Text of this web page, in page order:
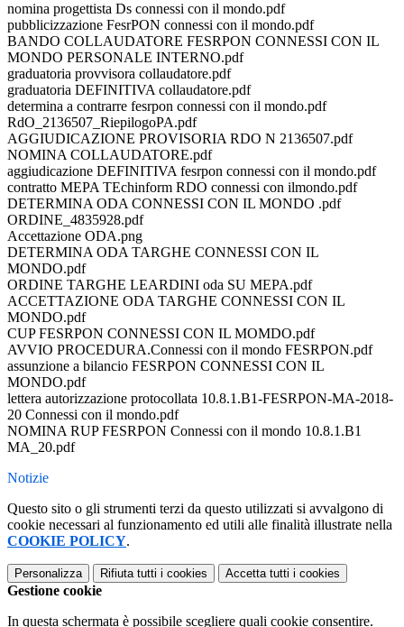
nomina progettista Ds connessi con il mondo.pdf
pubblicizzazione FesrPON connessi con il mondo.pdf
BANDO COLLAUDATORE FESRPON CONNESSI CON IL
MONDO PERSONALE INTERNO.pdf
graduatoria provvisora collaudatore.pdf
graduatoria DEFINITIVA collaudatore.pdf
determina a contrarre fesrpon connessi con il mondo.pdf
RdO_2136507_RiepilogoPA.pdf
AGGIUDICAZIONE PROVISORIA RDO N 2136507.pdf
NOMINA COLLAUDATORE.pdf
aggiudicazione DEFINITIVA fesrpon connessi con il mondo.pdf
contratto MEPA TEchinform RDO connessi con ilmondo.pdf
DETERMINA ODA CONNESSI CON IL MONDO .pdf
ORDINE_4835928.pdf
Accettazione ODA.png
DETERMINA ODA TARGHE CONNESSI CON IL
MONDO.pdf
ORDINE TARGHE LEARDINI oda SU MEPA.pdf
ACCETTAZIONE ODA TARGHE CONNESSI CON IL
MONDO.pdf
CUP FESRPON CONNESSI CON IL MOMDO.pdf
AVVIO PROCEDURA.Connessi con il mondo FESRPON.pdf
assunzione a bilancio FESRPON CONNESSI CON IL
MONDO.pdf
lettera autorizzazione protocollata 10.8.1.B1-FESRPON-MA-2018-
20 Connessi con il mondo.pdf
NOMINA RUP FESRPON Connessi con il mondo 10.8.1.B1
MA_20.pdf
Notizie
Questo sito o gli strumenti terzi da questo utilizzati si avvalgono di
cookie necessari al funzionamento ed utili alle finalità illustrate nella
COOKIE POLICY.
Personalizza Rifiuta tutti i cookies Accetta tutti i cookies
Gestione cookie
In questa schermata è possibile scegliere quali cookie consentire.